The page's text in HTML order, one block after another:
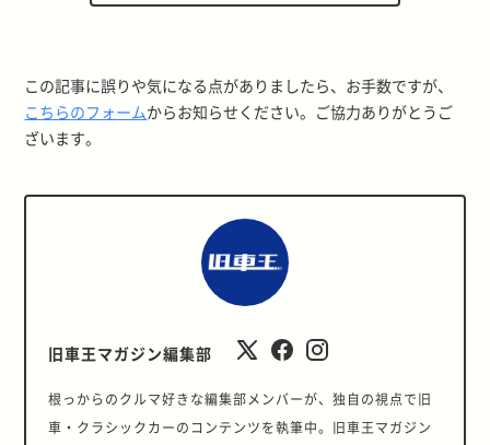
この記事に誤りや気になる点がありましたら、お手数ですが、
こちらのフォームからお知らせください。ご協力ありがとうご
ざいます。
旧車王マガジン編集部
根っからのクルマ好きな編集部メンバーが、独自の視点で旧
車・クラシックカーのコンテンツを執筆中。旧車王マガジン